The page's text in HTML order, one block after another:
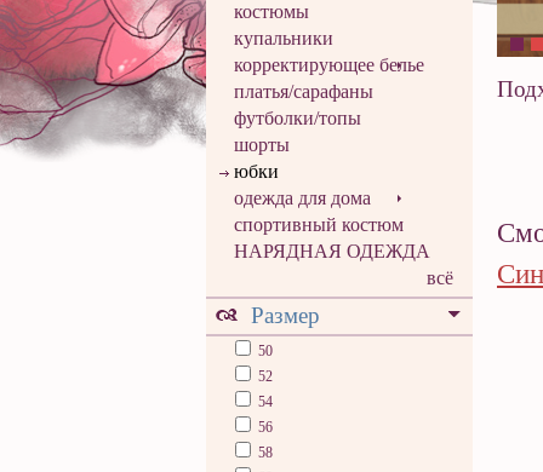
костюмы
купальники
корректирующее белье
платья/сарафаны
футболки/топы
шорты
юбки
одежда для дома
спортивный костюм
НАРЯДНАЯ ОДЕЖДА
всё
Размер
50
52
54
56
58